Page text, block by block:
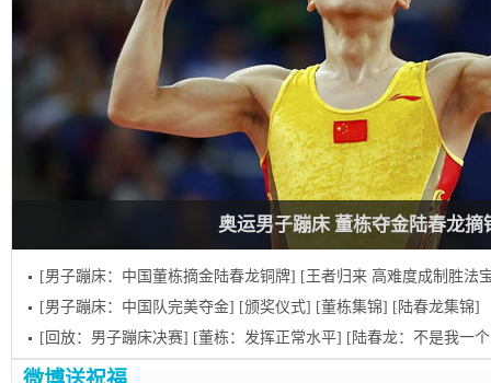
奥运男子蹦床 董栋夺金陆春龙摘
[男子蹦床：中国董栋摘金陆春龙铜牌] [王者归来 高难度成制胜法
[男子蹦床：中国队完美夺金] [颁奖仪式] [董栋集锦] [陆春龙集锦]
[回放：男子蹦床决赛] [董栋：发挥正常水平] [陆春龙：不是我一